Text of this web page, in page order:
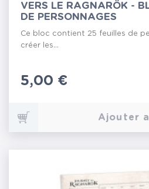
VERS LE RAGNARÖK -
DE PERSONNAGES
Ce bloc contient 25 feuilles de
créer les...
Prix
5,00 €
Ajouter